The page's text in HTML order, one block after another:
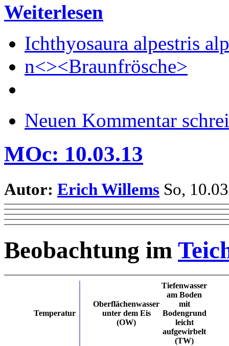
Weiterlesen
Ichthyosaura alpestris
n<><Braunfrösche>
Neuen Kommentar
MOc: 10.03.13
Autor: Erich Willems So,
Beobachtung im
Temperatur
Oberflächenwasser
unter dem Eis
(OW)
Tiefenwasser
am Boden
mit
Bodengrund
leicht
aufgewirbelt
(TW)